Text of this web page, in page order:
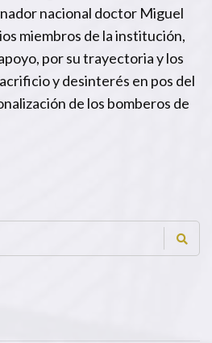
nacional doctor Miguel
miembros de la institución,
por su trayectoria y los
y desinterés en pos del
de los bomberos de